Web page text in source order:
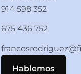
914 598 352
675 436 752
Hablemos